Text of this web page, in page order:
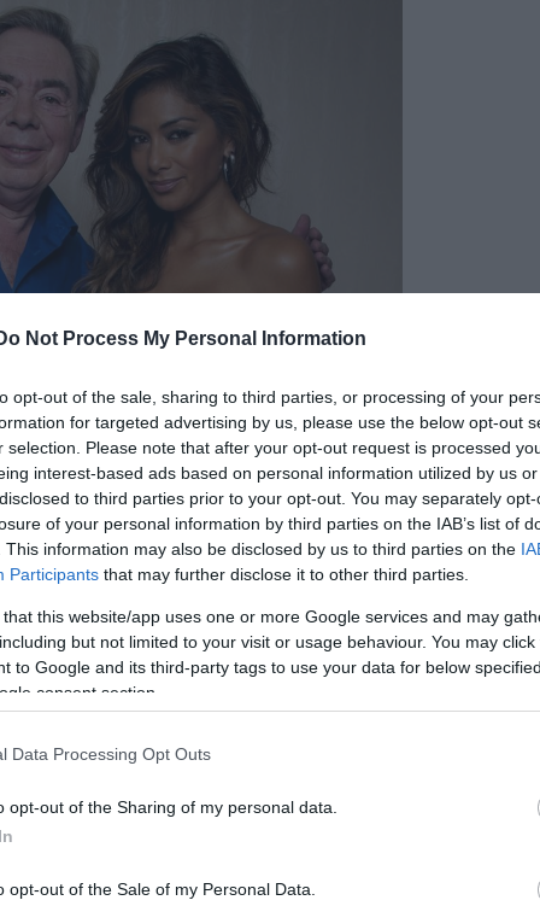
Not Process My Personal Information
opt-out of the sale, sharing to third parties, or processing of your
for targeted advertising by us, please use the below opt-out
selection. Please note that after your opt-out request is processed
interest-based ads based on personal information utilized by us
to third parties prior to your opt-out. You may separately
of your personal information by third parties on the IAB’s list of
This information may also be disclosed by us to third parties on the
Participants that may further disclose it to other third parties.
that this website/app uses one or more Google services and may
but not limited to your visit or usage behaviour. You may
to Google and its third-party tags to use your data for below
consent section.
Data Processing Opt Outs
opt-out of the Sharing of my personal data.
opt-out of the Sale of my Personal Data.
a zenei kiadók vezetői szkeptikusak azt
sikeresek lehetnek. Ennek ellenére,
- bízik abban, hogy a nagyközönség
„Mégse sikerült kiadatnom a dalt. A kiadók nem
album meg nem jelenik”
idén karácsonyra a boltokban lesz az új